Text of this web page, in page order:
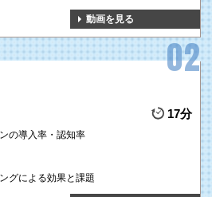
動画を見る
17分
の導入率・認知率
グによる効果と課題